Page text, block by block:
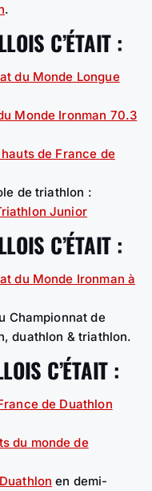
.
C’ÉTAIT :
du Monde Longue
Monde Ironman 70.3
de France de
de triathlon :
Junior
C’ÉTAIT :
du Monde Ironman à
Championnat de
duathlon & triathlon.
C’ÉTAIT :
de Duathlon
du monde de
en demi-